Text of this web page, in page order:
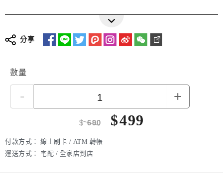
分享
數量
- +
$690 $499
付款方式： 線上刷卡 / ATM 轉帳
運送方式：
宅配 / 全家店到店